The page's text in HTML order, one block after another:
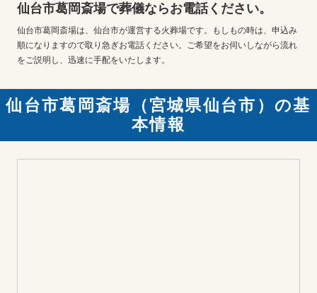
仙台市葛岡斎場で葬儀ならお電話ください。
仙台市葛岡斎場は、仙台市が運営する火葬場です。もしもの時は、申込み
順になりますので取り急ぎお電話ください。ご希望をお伺いしながら流れ
をご説明し、迅速に手配をいたします。
仙台市葛岡斎場（宮城県仙台市）の基
本情報